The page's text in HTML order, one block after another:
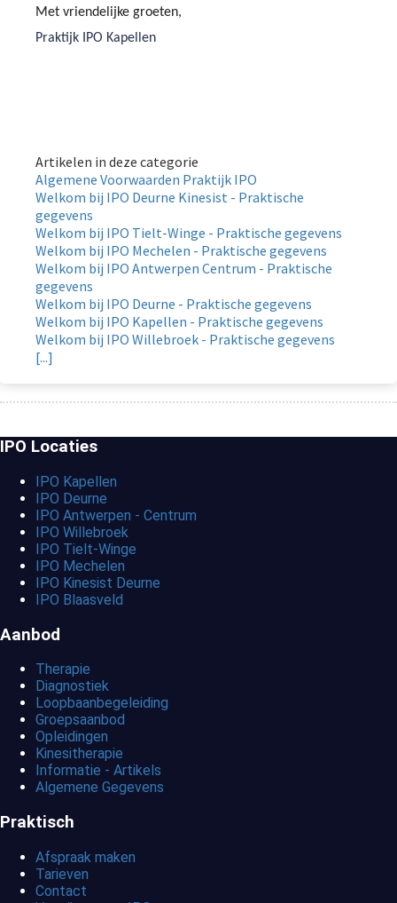
Met vriendelijke groeten,
Praktijk IPO Kapellen
Artikelen in deze categorie
Algemene Voorwaarden Praktijk IPO
Welkom bij IPO Deurne Kinesist - Praktische
gegevens
Welkom bij IPO Tielt-Winge - Praktische gegevens
Welkom bij IPO Mechelen - Praktische gegevens
Welkom bij IPO Antwerpen Centrum - Praktische
gegevens
Welkom bij IPO Deurne - Praktische gegevens
Welkom bij IPO Kapellen - Praktische gegevens
Welkom bij IPO Willebroek - Praktische gegevens
[...]
IPO Locaties
IPO Kapellen
IPO Deurne
IPO Antwerpen - Centrum
IPO Willebroek
IPO Tielt-Winge
IPO Mechelen
IPO Kinesist Deurne
IPO Blaasveld
Aanbod
Therapie
Diagnostiek
Loopbaanbegeleiding
Groepsaanbod
Opleidingen
Kinesitherapie
Informatie - Artikels
Algemene Gegevens
Praktisch
Afspraak maken
Tarieven
Contact